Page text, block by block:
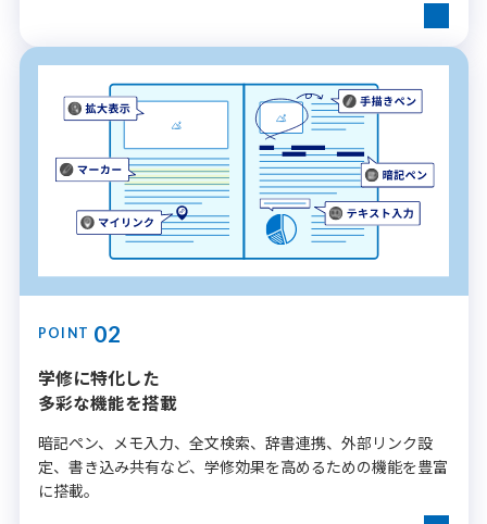
POINT 02
学修に特化した
多彩な機能を搭載
暗記ペン、メモ入力、全文検索、辞書連携、外部リンク設
定、書き込み共有など、学修効果を高めるための機能を豊富
に搭載。